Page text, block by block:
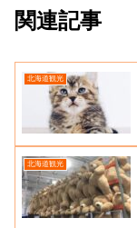
関連記事
北海道観光
北海道観光